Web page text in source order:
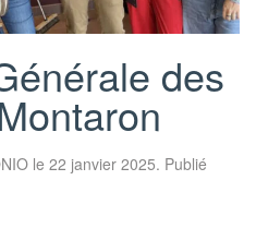
des
le 22 janvier 2025. Publié